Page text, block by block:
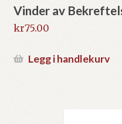
Vinder av
kr75.00
Legg i handlekurv